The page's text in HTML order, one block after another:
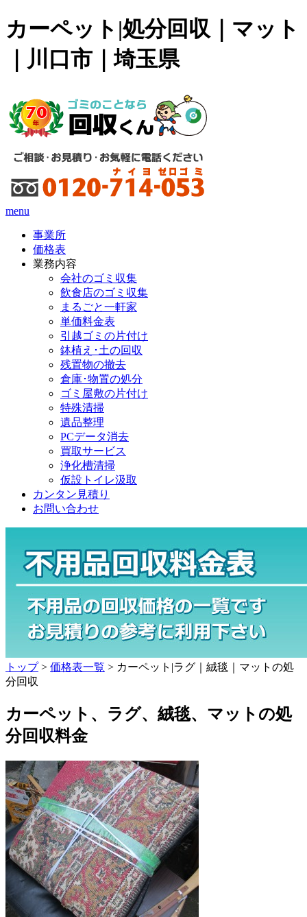
カーペット|処分回収｜マット
｜川口市｜埼玉県
menu
事業所
価格表
業務内容
会社のゴミ収集
飲食店のゴミ収集
まるごと一軒家
単価料金表
引越ゴミの片付け
鉢植え･土の回収
残置物の撤去
倉庫･物置の処分
ゴミ屋敷の片付け
特殊清掃
遺品整理
PCデータ消去
買取サービス
浄化槽清掃
仮設トイレ汲取
カンタン見積り
お問い合わせ
トップ> 価格表一覧 > カーペット|ラグ｜絨毯｜マットの処
分回収
カーペット、ラグ、絨毯、マットの処
分回収料金